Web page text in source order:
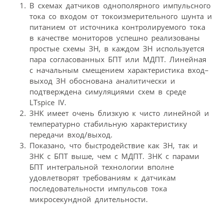
В схемах датчиков однополярного импульсного
тока со входом от токоизмерительного шунта и
питанием от источника контролируемого тока
в качестве мониторов успешно реализованы
простые схемы ЗН, в каждом ЗН используется
пара согласованных БПТ или МДПТ. Линейная
с начальным смещением характеристика вход–
выход ЗН обоснована аналитически и
подтверждена симуляциями схем в среде
LTspice IV.
ЗНК имеет очень близкую к чисто линейной и
температурно стабильную характеристику
передачи вход/выход.
Показано, что быстродействие как ЗН, так и
ЗНК с БПТ выше, чем с МДПТ. ЗНК с парами
БПТ интегральной технологии вполне
удовлетворят требованиям к датчикам
последовательности импульсов тока
микросекундной длительности.